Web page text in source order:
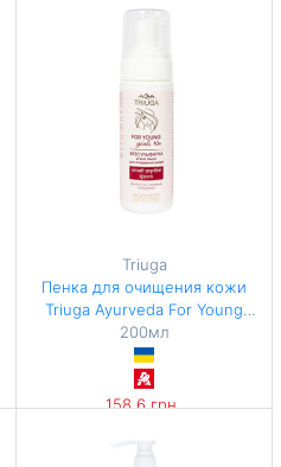
Triuga
Пенка для очищения кожи
Triuga Ayurveda For Young
Girls безсульфатная мягкая
200мл
200мл
158,6 грн